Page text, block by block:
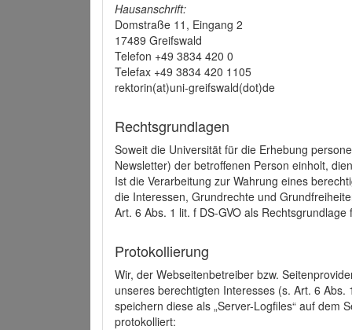
Hausanschrift:
Domstraße 11, Eingang 2
17489 Greifswald
Telefon +49 3834 420 0
Telefax +49 3834 420 1105
rektorin(at)uni-greifswald(dot)de
Rechtsgrundlagen
Soweit die Universität für die Erhebung
Newsletter) der betroffenen Person einholt,
Ist die Verarbeitung zur Wahrung eines
die Interessen, Grundrechte und
Art. 6 Abs. 1 lit. f DS-GVO als
Protokollierung
Wir, der Webseitenbetreiber bzw.
unseres berechtigten Interesses (s. Art. 6
speichern diese als „Server-Logfiles“ auf dem
protokolliert: